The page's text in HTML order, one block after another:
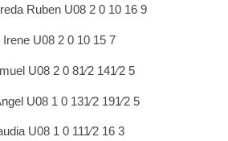
Ruben U08 2 0 10 16 9
U08 2 0 10 15 7
U08 2 0 81⁄2 141⁄2 5
U08 1 0 131⁄2 191⁄2 5
U08 1 0 111⁄2 16 3